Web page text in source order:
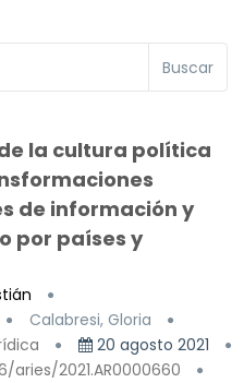
Buscar
la cultura política
de información y
por países y
Calabresi, Gloria
20 agosto 2021
aries/2021.AR0000660